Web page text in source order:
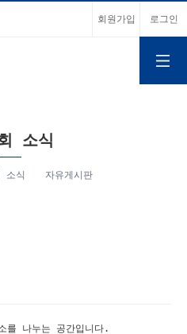
회원가입 로그인
소식
소식 자유게시판
를 나누는 공간입니다.